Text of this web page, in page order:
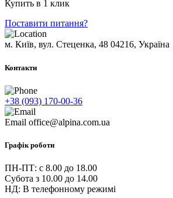
Купить в 1 клик
Поставити питання?
м. Київ, вул. Стеценка, 48 04216, Україна
Контакти
+38 (093) 170-00-36
Email office@alpina.com.ua
Графік роботи
ПН-ПТ: c 8.00 до 18.00
Субота з 10.00 до 14.00
НД: В телефонному режимі